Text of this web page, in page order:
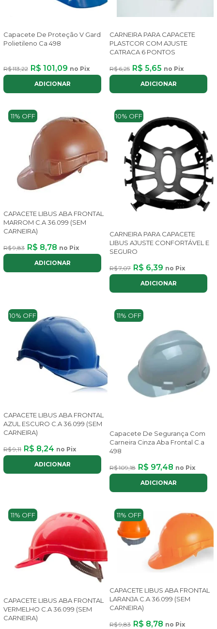
Capacete De Proteção V Gard
Polietileno Ca 498
R$ 113,22 R$ 101,09 no Pix
ADICIONAR
CARNEIRA PARA CAPACETE
PLASTCOR COM AJUSTE
CATRACA 6 PONTOS
R$ 6,25 R$ 5,65 no Pix
ADICIONAR
11% OFF
CAPACETE LIBUS ABA FRONTAL
MARROM C.A 36.099 (SEM
CARNEIRA)
R$ 9,83 R$ 8,78 no Pix
ADICIONAR
10% OFF
CARNEIRA PARA CAPACETE
LIBUS AJUSTE CONFORTÁVEL E
SEGURO
R$ 7,07 R$ 6,39 no Pix
ADICIONAR
10% OFF
CAPACETE LIBUS ABA FRONTAL
AZUL ESCURO C.A 36.099 (SEM
CARNEIRA)
R$ 9,11 R$ 8,24 no Pix
ADICIONAR
11% OFF
Capacete De Segurança Com
Carneira Cinza Aba Frontal C.a
498
R$ 109,18 R$ 97,48 no Pix
ADICIONAR
11% OFF
CAPACETE LIBUS ABA FRONTAL
VERMELHO C.A 36.099 (SEM
CARNEIRA)
11% OFF
CAPACETE LIBUS ABA FRONTAL
LARANJA C.A 36.099 (SEM
CARNEIRA)
R$ 9,83 R$ 8,78 no Pix